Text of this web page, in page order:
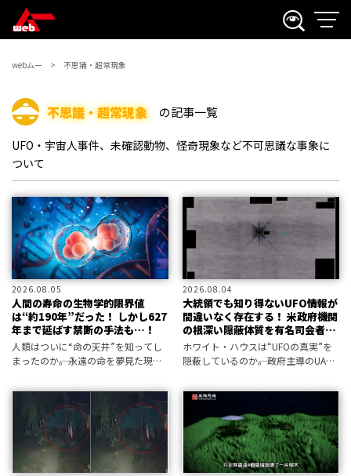
webムー 不思議・超常現象
不思議・超常現象 の記事一覧
UFO・宇宙人事件、未確認動物、怪奇現象など不可思議な事象に
ついて
2026.08.05
人間の寿命の生物学的限界値
は“約190年”だった！ しかし627
年まで延ばす禁断の手法も…！
人類はついに“命の天井”を知ってし
まったのか――。永遠の命を夢見た現代
止めてしまった可能性がある。
2026.08.04
大統領でも知り得ないUFO情報が
間違いなく存在する！ 米政府機関
の根深い隠蔽体質を有名司会者が
告発
ホワイト・ハウスは“UFOの真実”を
隠蔽しているのか――。政府主導のUAP
が、その裏で当局の隠蔽工作は決し
て緩むことはないのだと専門家が指
摘している。